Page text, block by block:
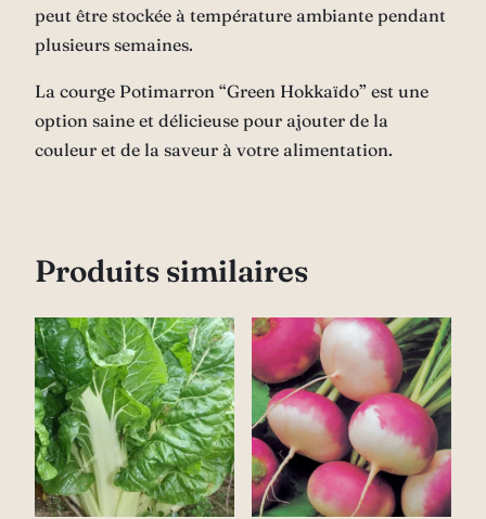
peut être stockée à température ambiante pendant
plusieurs semaines.
La courge Potimarron “Green Hokkaïdo” est une
option saine et délicieuse pour ajouter de la
couleur et de la saveur à votre alimentation.
Produits similaires